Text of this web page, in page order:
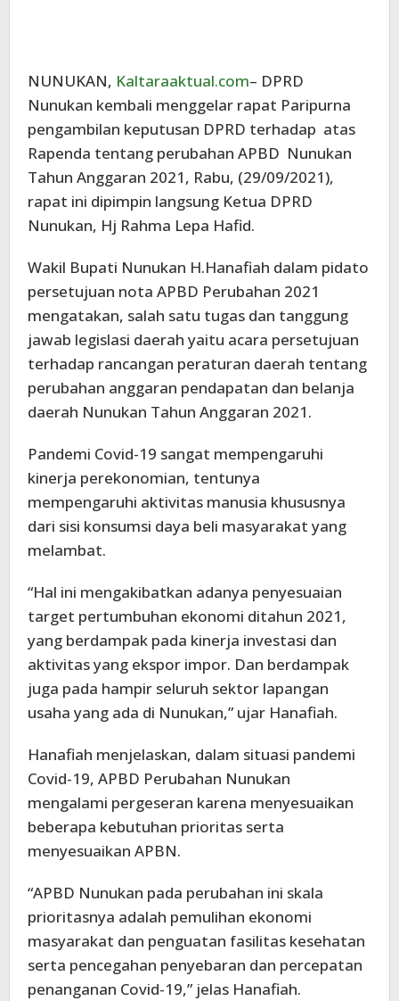
NUNUKAN, Kaltaraaktual.com– DPRD
Nunukan kembali menggelar rapat Paripurna
pengambilan keputusan DPRD terhadap atas
Rapenda tentang perubahan APBD Nunukan
Tahun Anggaran 2021, Rabu, (29/09/2021),
rapat ini dipimpin langsung Ketua DPRD
Nunukan, Hj Rahma Lepa Hafid.
Wakil Bupati Nunukan H.Hanafiah dalam pidato
persetujuan nota APBD Perubahan 2021
mengatakan, salah satu tugas dan tanggung
jawab legislasi daerah yaitu acara persetujuan
terhadap rancangan peraturan daerah tentang
perubahan anggaran pendapatan dan belanja
daerah Nunukan Tahun Anggaran 2021.
Pandemi Covid-19 sangat mempengaruhi
kinerja perekonomian, tentunya
mempengaruhi aktivitas manusia khususnya
dari sisi konsumsi daya beli masyarakat yang
melambat.
“Hal ini mengakibatkan adanya penyesuaian
target pertumbuhan ekonomi ditahun 2021,
yang berdampak pada kinerja investasi dan
aktivitas yang ekspor impor. Dan berdampak
juga pada hampir seluruh sektor lapangan
usaha yang ada di Nunukan,” ujar Hanafiah.
Hanafiah menjelaskan, dalam situasi pandemi
Covid-19, APBD Perubahan Nunukan
mengalami pergeseran karena menyesuaikan
beberapa kebutuhan prioritas serta
menyesuaikan APBN.
“APBD Nunukan pada perubahan ini skala
prioritasnya adalah pemulihan ekonomi
masyarakat dan penguatan fasilitas kesehatan
serta pencegahan penyebaran dan percepatan
penanganan Covid-19,” jelas Hanafiah.